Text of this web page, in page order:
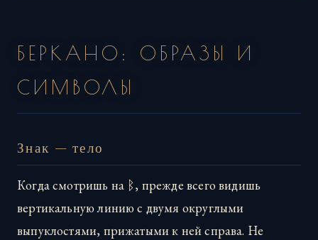
БЕРКАНО: ОБРАЗЫ И
СИМВОЛЫ
Знак — тело
Когда смотришь на ᛒ, прежде всего видишь
вертикальную линию с двумя округлыми
выпуклостями, прижатыми к ней справа. Не